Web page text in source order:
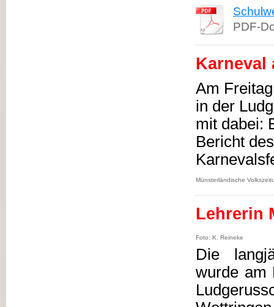
PDF-
Karneval
Am
in der
mit dabei:
Bericht
Münsterländische
Lehrerin
Foto: K. Reineke
Die
wurde am